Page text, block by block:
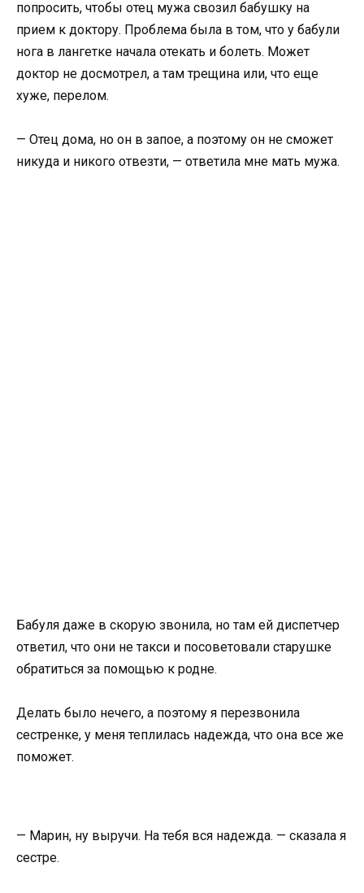
попросить, чтобы отец мужа свозил бабушку на
прием к доктору. Проблема была в том, что у бабули
нога в лангетке начала отекать и болеть. Может
доктор не досмотрел, а там трещина или, что еще
хуже, перелом.
— Отец дома, но он в запое, а поэтому он не сможет
никуда и никого отвезти, — ответила мне мать мужа.
Бабуля даже в скорую звонила, но там ей диспетчер
ответил, что они не такси и посоветовали старушке
обратиться за помощью к родне.
Делать было нечего, а поэтому я перезвонила
сестренке, у меня теплилась надежда, что она все же
поможет.
— Марин, ну выручи. На тебя вся надежда. — сказала я
сестре.